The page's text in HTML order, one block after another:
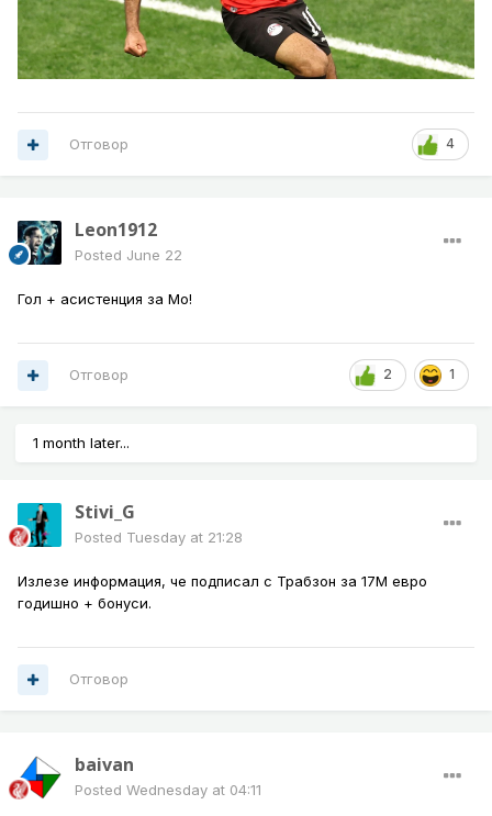
4
Отговор
Leon1912
Posted June 22
Гол + асистенция за Мо!
2 1
Отговор
1 month later...
Stivi_G
Posted Tuesday at 21:28
Излезе информация, че подписал с Трабзон за 17М евро
годишно + бонуси.
Отговор
baivan
Posted Wednesday at 04:11